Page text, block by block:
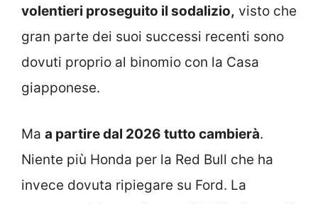
volentieri proseguito il sodalizio, visto che
gran parte dei suoi successi recenti sono
dovuti proprio al binomio con la Casa
giapponese.
Ma a partire dal 2026 tutto cambierà.
Niente più Honda per la Red Bull che ha
invece dovuta ripiegare su Ford. La